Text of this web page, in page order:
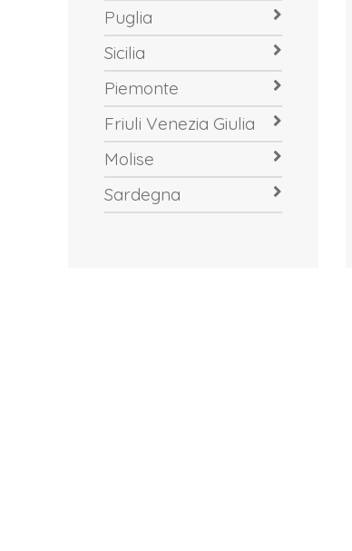
Puglia
Sicilia
Piemonte
Friuli Venezia Giulia
Molise
Sardegna